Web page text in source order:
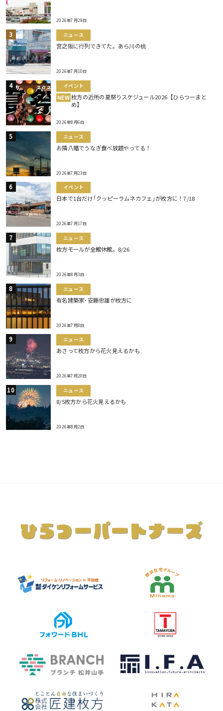
2026年7月29日
ニュース
宮之阪に行列できてた。あら川の桃
2026年7月10日
イベント
NEW 枚方の近所の夏祭りスケジュール2026【ひらつーまと
め】
2026年8月6日
ニュース
お隣八幡でうなぎ食べ放題やってる！
2026年7月23日
イベント
日本で1台だけ｢クッピーラムネカフェ｣が枚方に！7/18
2026年7月17日
ニュース
枚方モールが全館休館。8/26
2026年8月3日
ニュース
有名建築家･安藤忠雄が枚方に
2026年7月8日
ニュース
あさって枚方から花火見えるかも
2026年7月20日
ニュース
8/5枚方から花火見えるかも
2026年8月2日